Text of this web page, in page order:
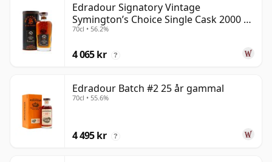
Edradour Signatory Vintage
Symington’s Choice Single Cask 2000 23
år gammal
70cl • 56.2%
4 065 kr ?
Edradour Batch #2 25 år gammal
70cl • 55.6%
4 495 kr ?